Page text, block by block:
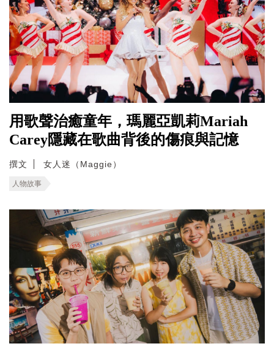
用歌聲治癒童年，瑪麗亞凱莉Mariah
Carey隱藏在歌曲背後的傷痕與記憶
撰文 女人迷（Maggie）
人物故事